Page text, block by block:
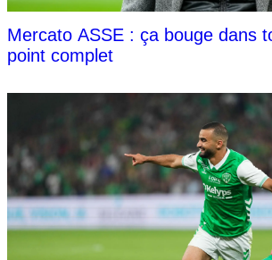
Mercato ASSE : ça bouge dans
point complet